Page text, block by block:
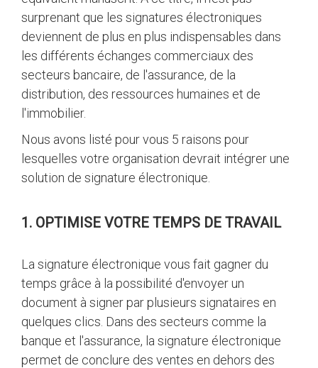
surprenant que les signatures électroniques
deviennent de plus en plus indispensables dans
les différents échanges commerciaux des
secteurs bancaire, de l'assurance, de la
distribution, des ressources humaines et de
l'immobilier.
Nous avons listé pour vous 5 raisons pour
lesquelles votre organisation devrait intégrer une
solution de signature électronique.
1. OPTIMISE VOTRE TEMPS DE TRAVAIL
La signature électronique vous fait gagner du
temps grâce à la possibilité d'envoyer un
document à signer par plusieurs signataires en
quelques clics. Dans des secteurs comme la
banque et l'assurance, la signature électronique
permet de conclure des ventes en dehors des